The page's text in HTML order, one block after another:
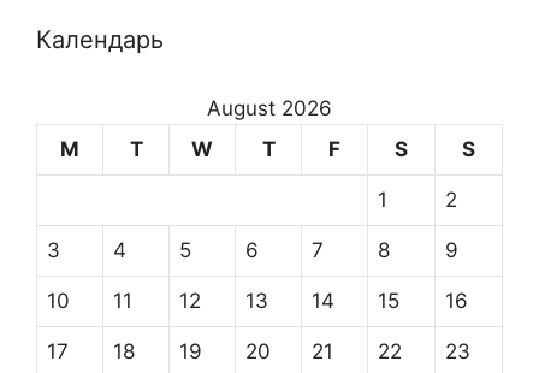
Календарь
August 2026
M
T W T F S S
1 2
3 4 5 6 7 8 9
10 11 12 13 14 15 16
17 18 19 20 21 22 23